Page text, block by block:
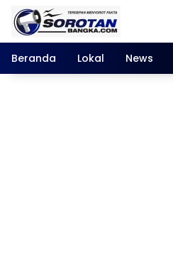
Langsung
konten
Beranda
Lokal News